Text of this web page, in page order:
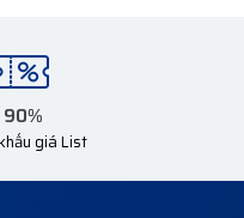
90%
giá List